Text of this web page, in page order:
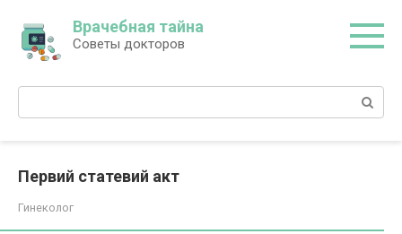
контенту
Врачебная тайна
Советы докторов
Поиск:
Первий статевий акт
Гинеколог